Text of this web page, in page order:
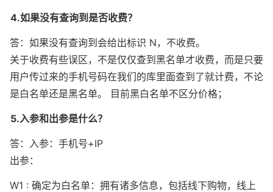
4.如果没有查询到是否收费？
答：如果没有查询到会给出标识 N，不收费。
关于收费有些误区，不是仅仅查到黑名单才收费，而是只要
用户传过来的手机号码在我们的库里面查到了就计费，不论
是白名单还是黑名单。 目前黑白名单不区分价格；
5.入参和出参是什么？
答：入参：手机号+IP
出参：
W1 : 确定为白名单：拥有诸多信息，包括线下购物，线上